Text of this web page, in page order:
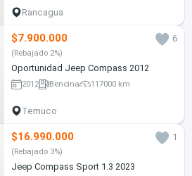
Rancagua
$7.900.000 6
(Rebajado 2%)
Oportunidad Jeep Compass 2012
2012 Bencina 117000 km
Temuco
$16.990.000 1
(Rebajado 3%)
Jeep Compass Sport 1.3 2023